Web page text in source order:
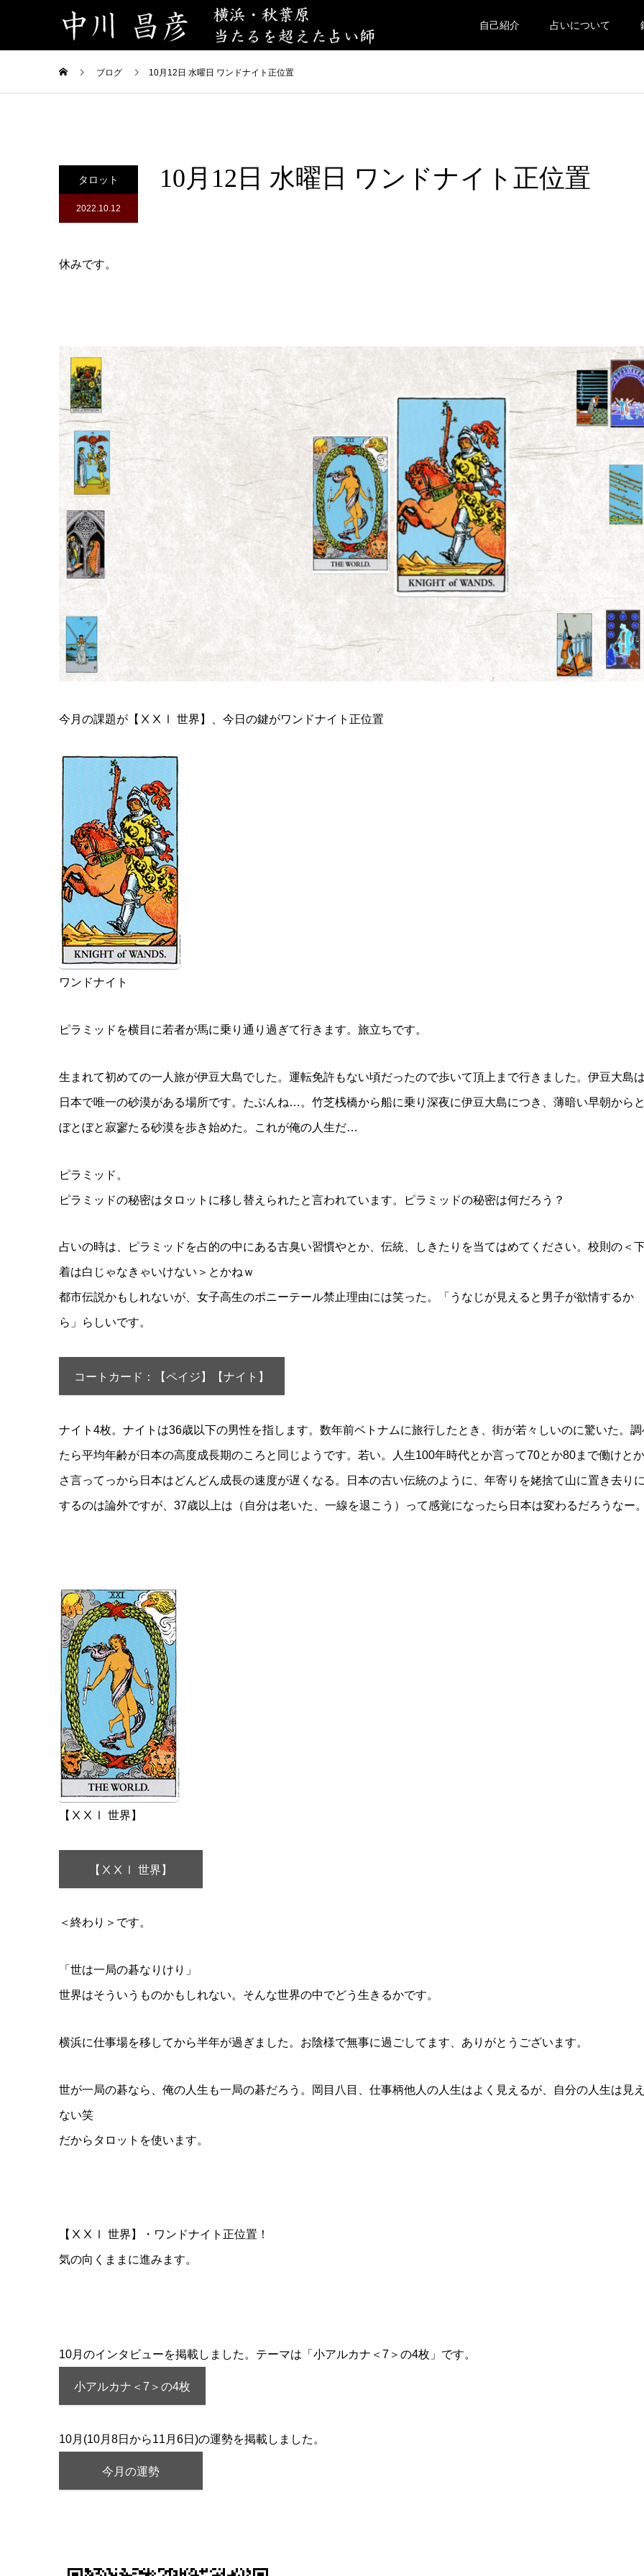
自己紹介 占いについて
ブログ 10月12日 水曜日 ワンドナイト正位置
タロット
2022.10.12
10月12日 水曜日 ワンドナイト正位置
休みです。
今月の課題が【ⅩⅩⅠ 世界】、今日の鍵がワンドナイト正位置
ワンドナイト
ピラミッドを横目に若者が馬に乗り通り過ぎて行きます。旅立ちです。
生まれて初めての一人旅が伊豆大島でした。運転免許もない頃だったので歩いて頂上まで行きました。伊豆大島は
日本で唯一の砂漠がある場所です。たぶんね…。竹芝桟橋から船に乗り深夜に伊豆大島につき、薄暗い早朝からと
ぼとぼと寂寥たる砂漠を歩き始めた。これが俺の人生だ…
ピラミッド。
ピラミッドの秘密はタロットに移し替えられたと言われています。ピラミッドの秘密は何だろう？
占いの時は、ピラミッドを占的の中にある古臭い習慣やとか、伝統、しきたりを当てはめてください。校則の＜
着は白じゃなきゃいけない＞とかねｗ
都市伝説かもしれないが、女子高生のポニーテール禁止理由には笑った。「うなじが見えると男子が欲情するか
ら」らしいです。
コートカード：【ペイジ】【ナイト】
ナイト4枚。ナイトは36歳以下の男性を指します。数年前ベトナムに旅行したとき、街が若々しいのに驚いた。調
たら平均年齢が日本の高度成長期のころと同じようです。若い。人生100年時代とか言って70とか80まで働けとか
さ言ってっから日本はどんどん成長の速度が遅くなる。日本の古い伝統のように、年寄りを姥捨て山に置き去りに
するのは論外ですが、37歳以上は（自分は老いた、一線を退こう）って感覚になったら日本は変わるだろうなー。
【ⅩⅩⅠ 世界】
【ⅩⅩⅠ 世界】
＜終わり＞です。
「世は一局の碁なりけり」
世界はそういうものかもしれない。そんな世界の中でどう生きるかです。
横浜に仕事場を移してから半年が過ぎました。お陰様で無事に過ごしてます、ありがとうございます。
世が一局の碁なら、俺の人生も一局の碁だろう。岡目八目、仕事柄他人の人生はよく見えるが、自分の人生は見え
ない笑
だからタロットを使います。
【ⅩⅩⅠ 世界】・ワンドナイト正位置！
気の向くままに進みます。
10月のインタビューを掲載しました。テーマは「小アルカナ＜7＞の4枚」です。
小アルカナ＜7＞の4枚
10月(10月8日から11月6日)の運勢を掲載しました。
今月の運勢